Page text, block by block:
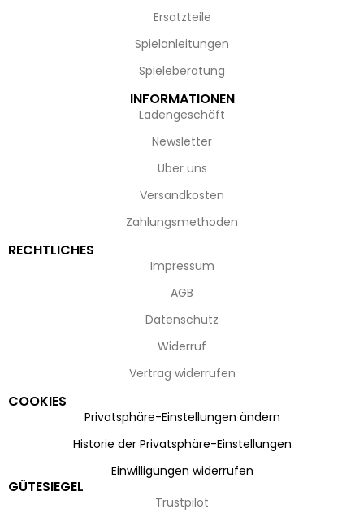
Ersatzteile
Spielanleitungen
Spieleberatung
INFORMATIONEN
Ladengeschäft
Newsletter
Über uns
Versandkosten
Zahlungsmethoden
RECHTLICHES
Impressum
AGB
Datenschutz
Widerruf
Vertrag widerrufen
COOKIES
Privatsphäre-Einstellungen ändern
Historie der Privatsphäre-Einstellungen
Einwilligungen widerrufen
GÜTESIEGEL
Trustpilot